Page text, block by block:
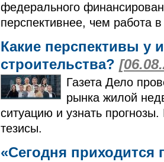
федерального
перспективнее, чем работа в
Какие перспективы у
строительства?
Газета Дело
рынка жилой
ситуацию и узнать
тезисы.
«Сегодня приходится